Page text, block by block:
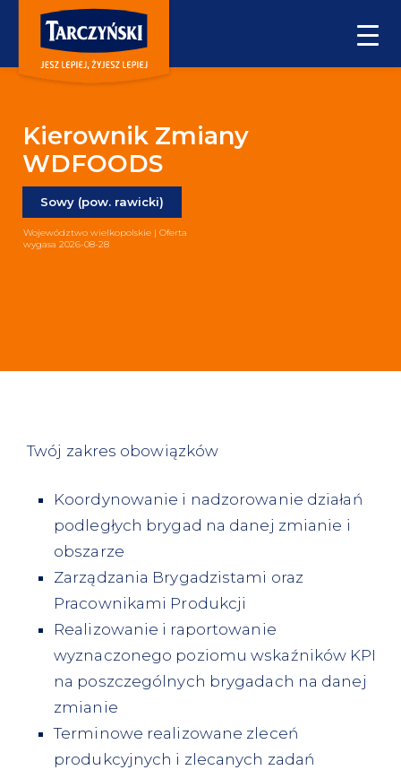
Kierownik Zmiany
WDFOODS
Sowy (pow. rawicki)
Województwo wielkopolskie | Oferta
wygasa 2026-08-28
Twój zakres obowiązków
Koordynowanie i nadzorowanie działań
podległych brygad na danej zmianie i
obszarze
Zarządzania Brygadzistami oraz
Pracownikami Produkcji
Realizowanie i raportowanie
wyznaczonego poziomu wskaźników KPI
na poszczególnych brygadach na danej
zmianie
Terminowe realizowane zleceń
produkcyjnych i zlecanych zadań